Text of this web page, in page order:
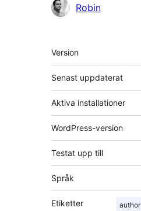
Bidragande
Robin
Meta
Version
Senast uppdaterat
Aktiva installationer
WordPress-version
Testat upp till
Språk
Etiketter author